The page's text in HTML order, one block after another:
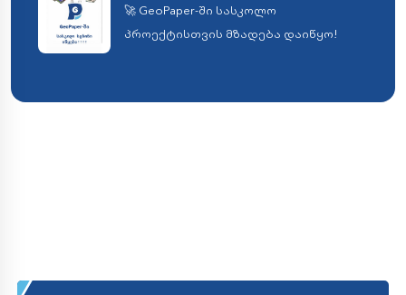
🚀 GeoPaper-ში სასკოლო
პროექტისთვის მზადება დაიწყო!